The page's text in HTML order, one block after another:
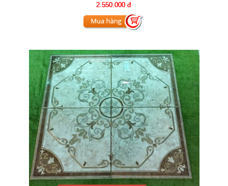
2.550.000 đ